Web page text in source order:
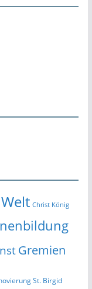
Christ König
Gremien
St. Birgid